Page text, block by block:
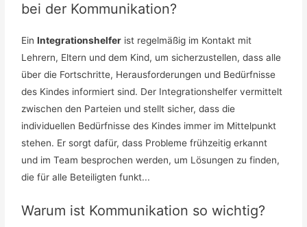
bei der Kommunikation?
EinIntegrationshelfer ist regelmäßig im Kontakt mit
Lehrern, Eltern und dem Kind, um sicherzustellen, dass alle
über die Fortschritte, Herausforderungen und Bedürfnisse
des Kindes informiert sind. Der Integrationshelfer vermittelt
zwischen den Parteien und stellt sicher, dass die
individuellen Bedürfnisse des Kindes immer im Mittelpunkt
stehen. Er sorgt dafür, dass Probleme frühzeitig erkannt
und im Team besprochen werden, um Lösungen zu finden,
die für alle Beteiligten funkt...
Warum ist Kommunikation so wichtig?